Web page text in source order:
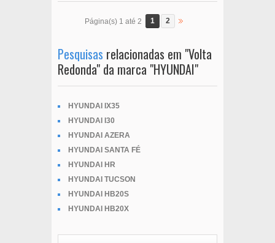
Página(s) 1 até 2 1 2
Pesquisas relacionadas em "Volta
Redonda" da marca "HYUNDAI"
HYUNDAI IX35
HYUNDAI I30
HYUNDAI AZERA
HYUNDAI SANTA FÉ
HYUNDAI HR
HYUNDAI TUCSON
HYUNDAI HB20S
HYUNDAI HB20X